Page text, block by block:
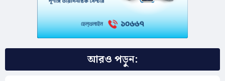
আরও পড়ুন: